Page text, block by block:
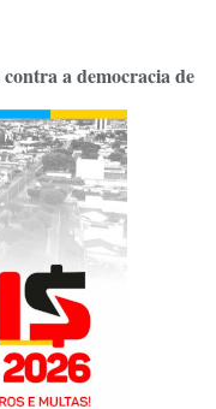
a democracia de